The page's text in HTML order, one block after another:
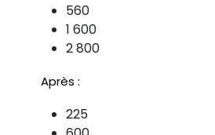
560
1 600
2 800
Après :
225